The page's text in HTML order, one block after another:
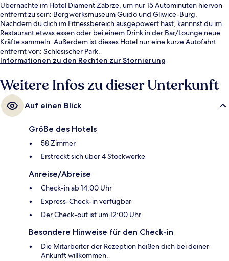
Übernachte im Hotel Diament Zabrze, um nur 15 Autominuten hiervon
entfernt zu sein: Bergwerksmuseum Guido und Gliwice-Burg.
Nachdem du dich im Fitnessbereich ausgepowert hast, kannnst du im
Restaurant etwas essen oder bei einem Drink in der Bar/Lounge neue
Kräfte sammeln. Außerdem ist dieses Hotel nur eine kurze Autofahrt
entfernt von: Schlesischer Park.
Informationen zu den Rechten zur Stornierung
Weitere Infos zu dieser Unterkunft
Auf einen Blick
Größe des Hotels
58 Zimmer
Erstreckt sich über 4 Stockwerke
Anreise/Abreise
Check-in ab 14:00 Uhr
Express-Check-in verfügbar
Der Check-out ist um 12:00 Uhr
Besondere Hinweise für den Check-in
Die Mitarbeiter der Rezeption heißen dich bei deiner
Ankunft willkommen.